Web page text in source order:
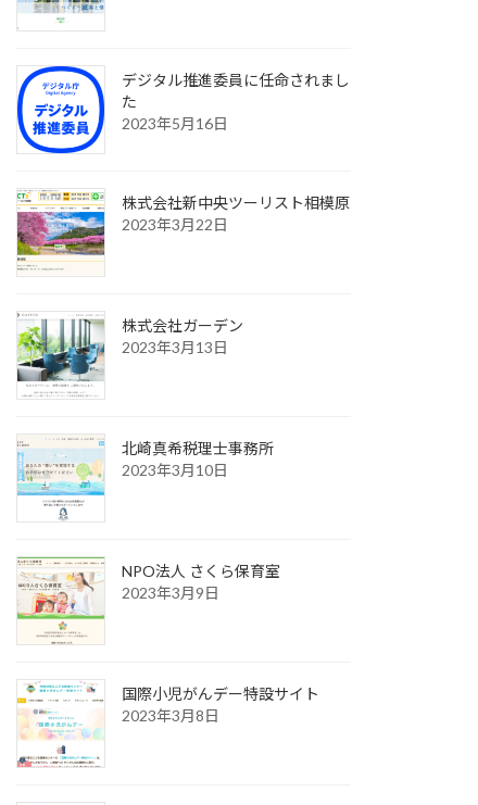
デジタル推進委員に任命されまし
た
2023年5月16日
株式会社新中央ツーリスト相模原
2023年3月22日
株式会社ガーデン
2023年3月13日
北崎真希税理士事務所
2023年3月10日
NPO法人 さくら保育室
2023年3月9日
国際小児がんデー特設サイト
2023年3月8日